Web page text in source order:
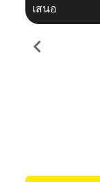
เสนอ
chevron_left